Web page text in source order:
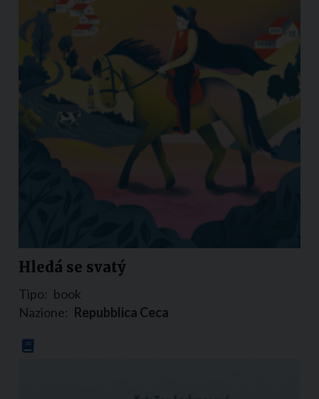
Hledá se svatý
Tipo: book
Nazione: Repubblica Ceca